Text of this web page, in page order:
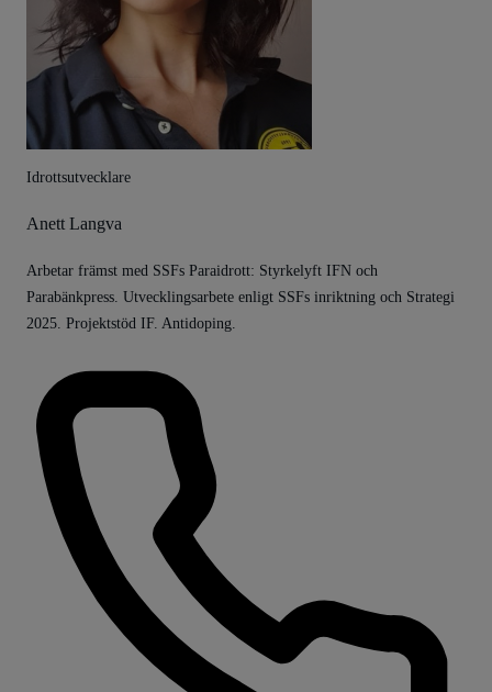
Idrottsutvecklare
Anett Langva
Arbetar främst med SSFs Paraidrott: Styrkelyft IFN och
Parabänkpress. Utvecklingsarbete enligt SSFs inriktning och Strategi
2025. Projektstöd IF. Antidoping.